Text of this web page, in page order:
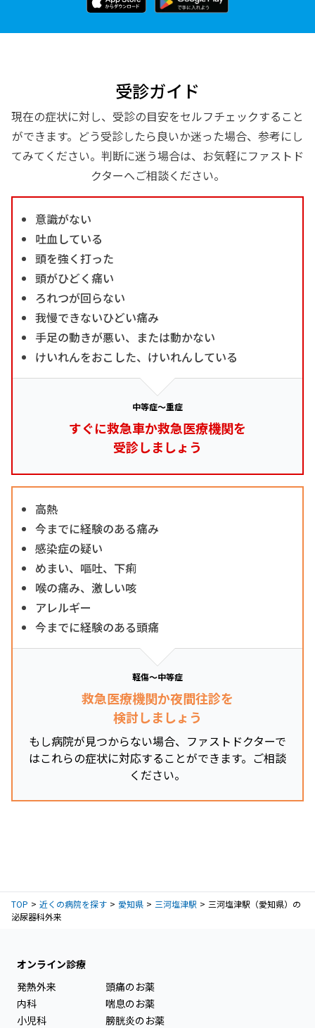
受診ガイド
現在の症状に対し、受診の目安をセルフチェックすること
ができます。どう受診したら良いか迷った場合、参考にし
てみてください。判断に迷う場合は、お気軽にファストド
クターへご相談ください。
意識がない
吐血している
頭を強く打った
頭がひどく痛い
ろれつが回らない
我慢できないひどい痛み
手足の動きが悪い、または動かない
けいれんをおこした、けいれんしている
中等症～重症
すぐに救急車か救急医療機関を
受診しましょう
高熱
今までに経験のある痛み
感染症の疑い
めまい、嘔吐、下痢
喉の痛み、激しい咳
アレルギー
今までに経験のある頭痛
軽傷～中等症
救急医療機関か夜間往診を
検討しましょう
もし病院が見つからない場合、ファストドクターで
はこれらの症状に対応することができます。ご相談
ください。
TOP 近くの病院を探す 愛知県 三河塩津駅
三河塩津駅（愛知県）の
泌尿器科外来
オンライン診療
発熱外来
内科
小児科
頭痛のお薬
喘息のお薬
膀胱炎のお薬